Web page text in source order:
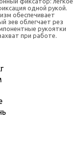
одной рукой.
обеспечивает
зев облегчает рез
рукоятки
при работе.